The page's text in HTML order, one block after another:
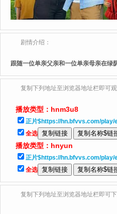
剧情介绍：
跟随一位单亲父亲和一位单亲母亲在绿
复制下列地址至浏览器地址栏即可
播放类型： hnm3u8
正片$https://hn.bfvvs.com/play/
全选
播放类型： hnyun
正片$https://hn.bfvvs.com/play/
全选
复制下列地址至浏览器地址栏即可